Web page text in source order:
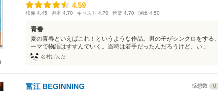
4.59
4.59
映像 4.45 脚本 4.70 キャスト 4.70 音楽 4.70 演出 4.50
青春
夏の青春といえばこれ！というような作品。男の子がシンクロをする
ーマで物語はすすんでいく。当時は若手だったんだろうけど、い...
名村ぱんだ
富江 BEGINNING 感想数 0